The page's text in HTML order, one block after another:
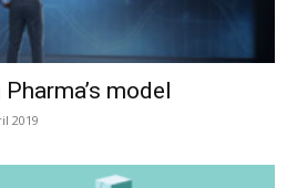
model
2019